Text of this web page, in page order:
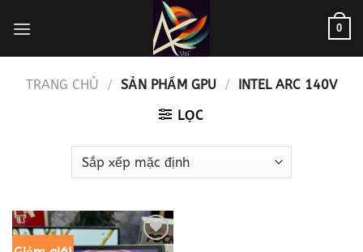
qua
0
TRANG CHỦ / SẢN PHẨM GPU /
INTEL ARC 140V
LỌC